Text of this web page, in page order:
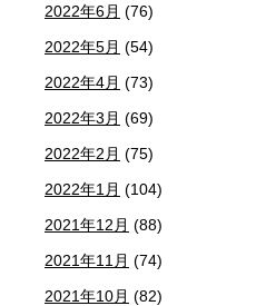
2022年6月 (76)
2022年5月 (54)
2022年4月 (73)
2022年3月 (69)
2022年2月 (75)
2022年1月 (104)
2021年12月 (88)
2021年11月 (74)
2021年10月 (82)